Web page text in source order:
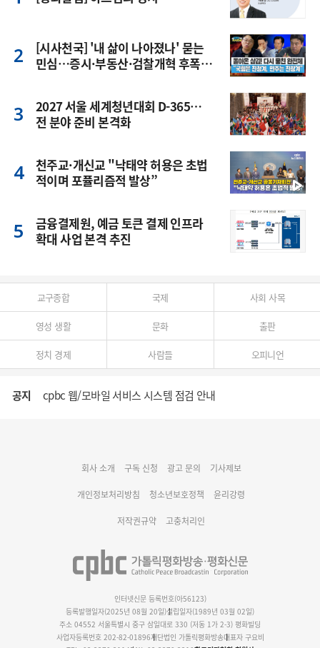
[시사천국] '내 삶이 나아졌나' 묻는
민심…증시·부동산·검찰개혁 후폭
2027 서울 세계청년대회 D-365…
전 분야 준비 본격화
천주교·개신교 "낙태약 허용은 초법
적이며 포퓰리즘적 발상”
금융결제원, 예금 토큰 결제 인프라
확대 사업 본격 추진
교구종합 국제 사회 사목
영성 생활 문화 출판
정치 경제 사람들 오피니언
공지 cpbc 웹/모바일 서비스 시스템 점검 안내
명동 미디어큐브 & 1898 미디어월 공모전 수상작 발표
회사 소개 구독 신청 광고 문의 기사제보
개인정보처리방침 청소년보호정책 윤리강령
저작권규약 고충처리인
인터넷신문 등록번호(아56123)
등록발행일자(2025년 08월 20일)설립일자(1989년 03월 02일)
주소 04552 서울특별시 중구 삼일대로 330 (저동 1가 2-3) 평화빌딩
사업자등록번호 202-82-01896재단법인 가톨릭평화방송대표자 구요비